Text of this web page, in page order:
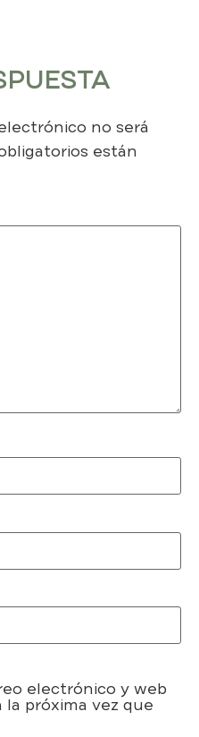
no será
están
electrónico y web
próxima vez que